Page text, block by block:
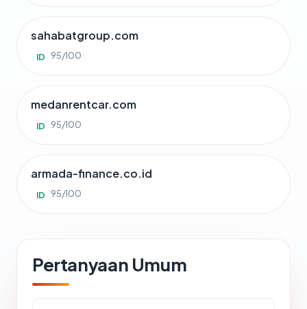
sahabatgroup.com
ID 95/100
medanrentcar.com
ID 95/100
armada-finance.co.id
ID 95/100
Pertanyaan Umum